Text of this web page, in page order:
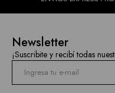
Newsletter
¡Suscribite y recibí todas